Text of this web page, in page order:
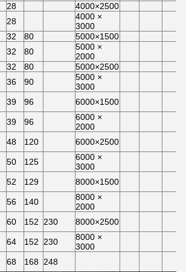
28 4000×2500
28
4000 ×
3000
32 80 5000×1500
32 80
5000 ×
2000
32 80 5000×2500
36 90
5000 ×
3000
39 96 6000×1500
39 96
6000 ×
2000
48 120 6000×2500
50 125
6000 ×
3000
52 129 8000×1500
56 140
8000 ×
2000
60 152 230 8000×2500
64 152 230
8000 ×
3000
68 168 248